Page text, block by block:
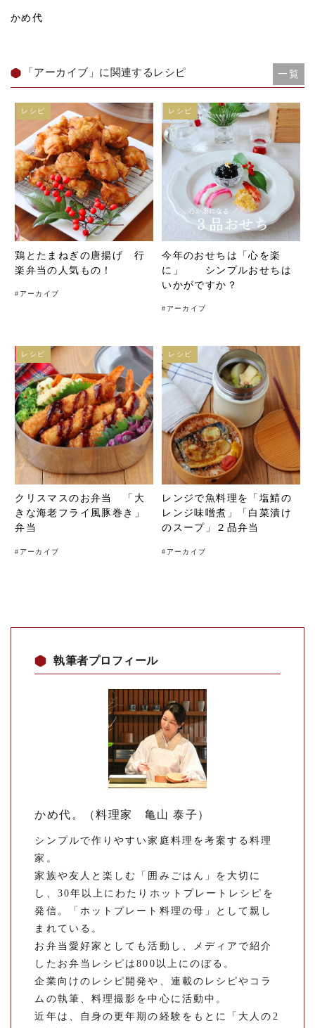
かめ代
「アーカイブ」に関連するレシピ 一覧
鶏とたまねぎの唐揚げ 行
楽弁当の人気もの！
# アーカイブ
レシピ
今年のおせちは「心を楽
に」 シンプルおせちは
いかがですか？
# アーカイブ
レシピ
クリスマスのお弁当 「大
きな海老フライ風豚巻き」
弁当
# アーカイブ
レシピ
レンジで魚料理を「塩鯖の
レンジ味噌煮」「白菜漬け
のスープ」２品弁当
# アーカイブ
レシピ
執筆者プロフィール
かめ代。（料理家 亀山 泰子）
シンプルで作りやすい家庭料理を考案する料理
家。
家族や友人と楽しむ「囲みごはん」を大切に
し、30年以上にわたりホットプレートレシピを
発信。「ホットプレート料理の母」として親し
まれている。
お弁当愛好家としても活動し、メディアで紹介
したお弁当レシピは800以上にのぼる。
企業向けのレシピ開発や、連載のレシピやコラ
ムの執筆、料理撮影を中心に活動中。
近年は、自身の更年期の経験をもとに「大人の2